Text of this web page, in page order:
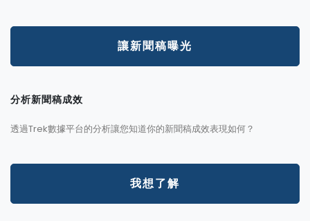
讓新聞稿曝光
分析新聞稿成效
透過Trek數據平台的分析讓您知道你的新聞稿成效表現如何？
我想了解